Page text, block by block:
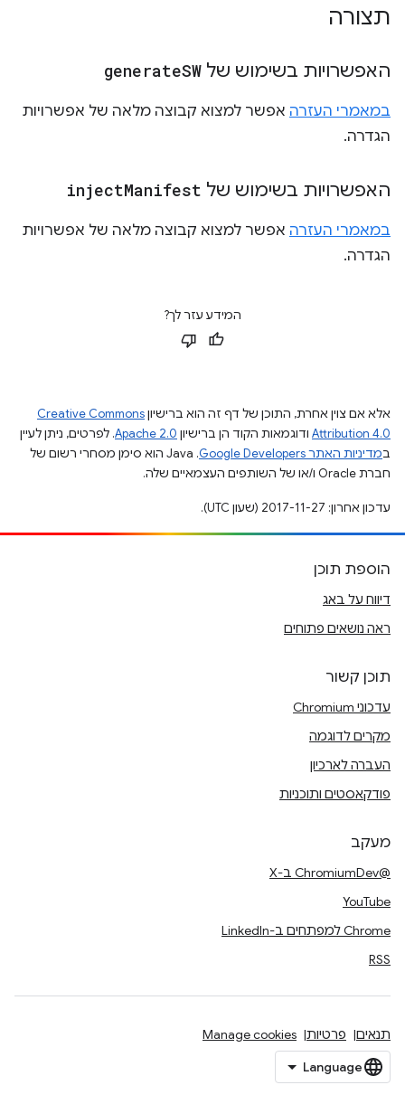
תצורה
האפשרויות בשימוש של generateSW
במאמרי העזרה אפשר למצוא קבוצה מלאה של אפשרויות
הגדרה.
האפשרויות בשימוש של injectManifest
במאמרי העזרה אפשר למצוא קבוצה מלאה של אפשרויות
הגדרה.
המידע עזר לך?
אלא אם צוין אחרת, התוכן של דף זה הוא ברישיוןCreative Commons
Attribution 4.0 ודוגמאות הקוד הן ברישיון Apache 2.0. לפרטים, ניתן לעיין
במדיניות האתר Google Developers‏
.‏ Java הוא סימן מסחרי רשום של
חברת Oracle ו/או של השותפים העצמאיים שלה.
עדכון אחרון: 2017-11-27 (שעון UTC).
הוספת תוכן
דיווח על באג
ראה נושאים פתוחים
תוכן קשור
עדכוני Chromium
מקרים לדוגמה
העברה לארכיון
פודקאסטים ותוכניות
מעקב
@ChromiumDev ב-X
YouTube
Chrome למפתחים ב-LinkedIn
RSS
תנאים פרטיות Manage cookies